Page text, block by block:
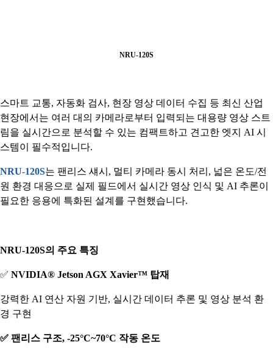
NRU-120S
스마트 교통, 자동화 검사, 현장 영상 데이터 수집 등 최신 산업
현장에서는 여러 대의 카메라로부터 입력되는 대용량 영상 스트
림을 실시간으로 분석할 수 있는 컴팩트하고 견고한 엣지 AI 시
스템이 필수적입니다.
NRU-120S는 팬리스 섀시, 멀티 카메라 동시 처리, 넓은 온도/전
원 환경 대응으로 실제 필드에서 실시간 영상 인식 및 AI 추론이
필요한 응용에 특화된 설계를 구현했습니다.
NRU-120S의 주요 특징
✅ NVIDIA® Jetson AGX Xavier™ 탑재
강력한 AI 연산 자원 기반, 실시간 데이터 추론 및 영상 분석 환
경 구현
✅ 팬리스 구조, -25°C~70°C 작동 온도